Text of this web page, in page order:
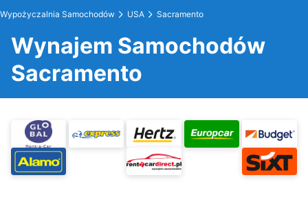
Wypożyczalnia Samochodów USA Sacramento
Wynajem Samochodów
Sacramento